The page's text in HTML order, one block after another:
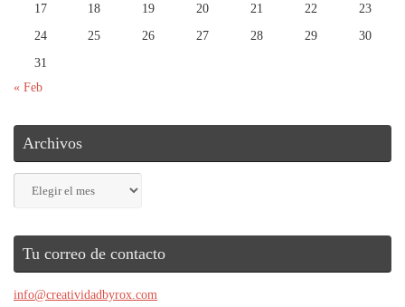
17
18 19 20 21 22
23
24
25 26 27 28 29
30
31
« Feb
Archivos
Archivos
Tu correo de contacto
info@creatividadbyrox.com